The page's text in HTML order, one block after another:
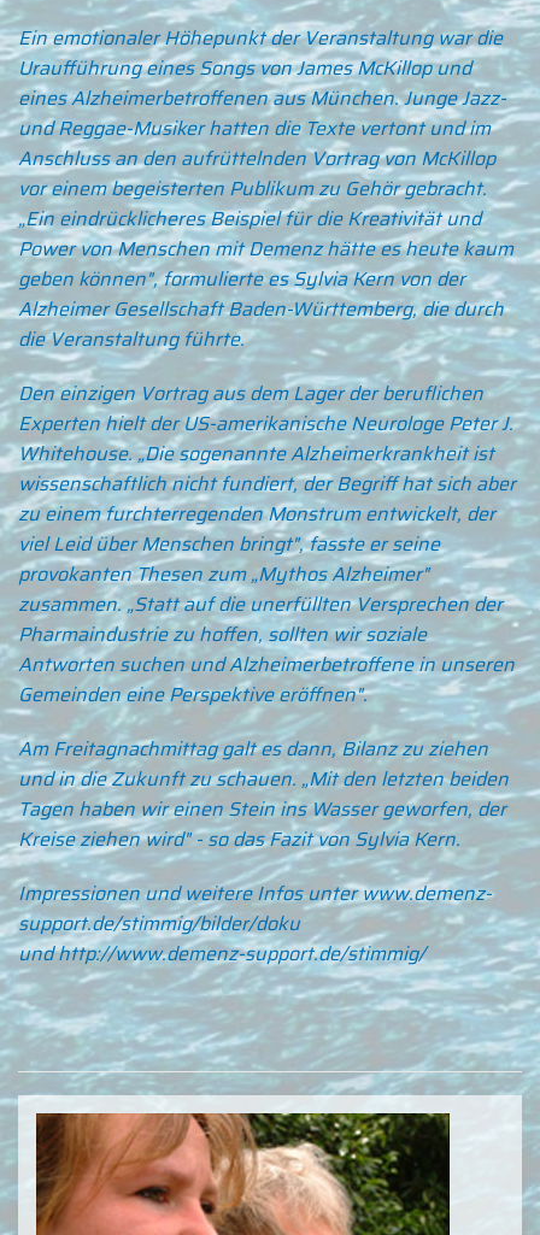
Ein emotionaler Höhepunkt der Veranstaltung war die
Uraufführung eines Songs von James McKillop und
eines Alzheimerbetroffenen aus München. Junge Jazz-
und Reggae-Musiker hatten die Texte vertont und im
Anschluss an den aufrüttelnden Vortrag von McKillop
vor einem begeisterten Publikum zu Gehör gebracht.
„Ein eindrücklicheres Beispiel für die Kreativität und
Power von Menschen mit Demenz hätte es heute kaum
geben können", formulierte es Sylvia Kern von der
Alzheimer Gesellschaft Baden-Württemberg, die durch
die Veranstaltung führte.
Den einzigen Vortrag aus dem Lager der beruflichen
Experten hielt der US-amerikanische Neurologe Peter J.
Whitehouse. „Die sogenannte Alzheimerkrankheit ist
wissenschaftlich nicht fundiert, der Begriff hat sich aber
zu einem furchterregenden Monstrum entwickelt, der
viel Leid über Menschen bringt", fasste er seine
provokanten Thesen zum „Mythos Alzheimer"
zusammen. „Statt auf die unerfüllten Versprechen der
Pharmaindustrie zu hoffen, sollten wir soziale
Antworten suchen und Alzheimerbetroffene in unseren
Gemeinden eine Perspektive eröffnen".
Am Freitagnachmittag galt es dann, Bilanz zu ziehen
und in die Zukunft zu schauen. „Mit den letzten beiden
Tagen haben wir einen Stein ins Wasser geworfen, der
Kreise ziehen wird" - so das Fazit von Sylvia Kern.
Impressionen und weitere Infos unterwww.demenz-
support.de/stimmig/bilder/doku
undhttp://www.demenz-support.de/stimmig/